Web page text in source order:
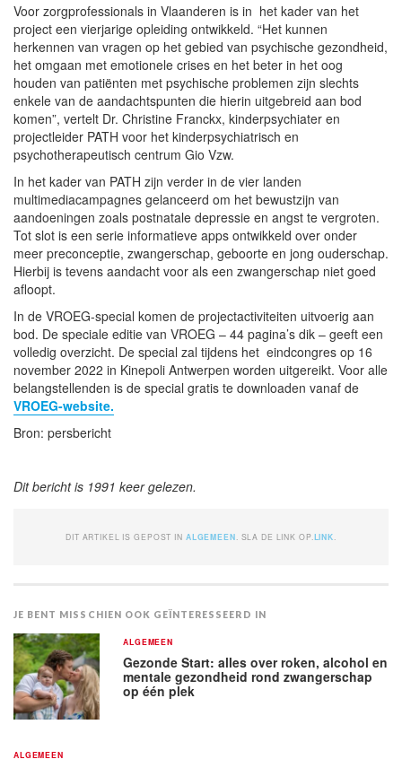
Voor zorgprofessionals in Vlaanderen is in het kader van het
project een vierjarige opleiding ontwikkeld. “Het kunnen
herkennen van vragen op het gebied van psychische gezondheid,
het omgaan met emotionele crises en het beter in het oog
houden van patiënten met psychische problemen zijn slechts
enkele van de aandachtspunten die hierin uitgebreid aan bod
komen”, vertelt Dr. Christine Franckx, kinderpsychiater en
projectleider PATH voor het kinderpsychiatrisch en
psychotherapeutisch centrum Gio Vzw.
In het kader van PATH zijn verder in de vier landen
multimediacampagnes gelanceerd om het bewustzijn van
aandoeningen zoals postnatale depressie en angst te vergroten.
Tot slot is een serie informatieve apps ontwikkeld over onder
meer preconceptie, zwangerschap, geboorte en jong ouderschap.
Hierbij is tevens aandacht voor als een zwangerschap niet goed
afloopt.
In de VROEG-special komen de projectactiviteiten uitvoerig aan
bod. De speciale editie van VROEG – 44 pagina’s dik – geeft een
volledig overzicht. De special zal tijdens het eindcongres op 16
november 2022 in Kinepoli Antwerpen worden uitgereikt. Voor alle
belangstellenden is de special gratis te downloaden vanaf de
VROEG-website.
Bron: persbericht
Dit bericht is 1991 keer gelezen.
DIT ARTIKEL IS GEPOST IN ALGEMEEN . SLA DE LINK OP. LINK
JE BENT MISSCHIEN OOK GEÏNTERESSEERD IN
ALGEMEEN
Gezonde Start: alles over roken, alcohol en
mentale gezondheid rond zwangerschap
op één plek
ALGEMEEN